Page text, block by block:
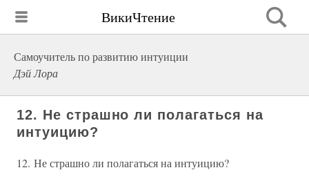
ВикиЧтение
Самоучитель по развитию интуиции
Дэй Лора
12. Не страшно ли полагаться на
интуицию?
12. Не страшно ли полагаться на интуицию?